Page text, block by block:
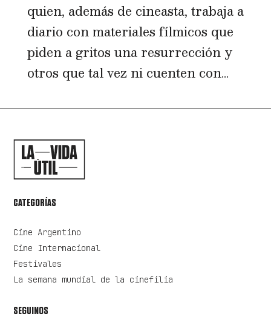
quien, además de cineasta, trabaja a
diario con materiales fílmicos que
piden a gritos una resurrección y
otros que tal vez ni cuenten con...
CATEGORÍAS
Cine Argentino
Cine Internacional
Festivales
La semana mundial de la cinefilia
SEGUINOS